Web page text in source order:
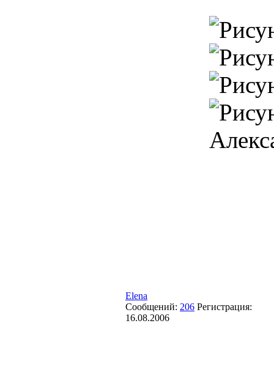
Elena
Сообщений: 206 Регистрация:
16.08.2006